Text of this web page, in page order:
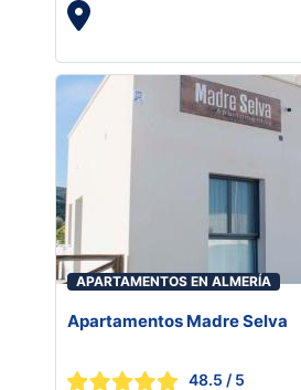
APARTAMENTOS EN ALMERÍA
Apartamentos Madre Selva
48.5 / 5